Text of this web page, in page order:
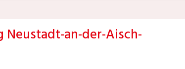
Neustadt-an-der-Aisch-